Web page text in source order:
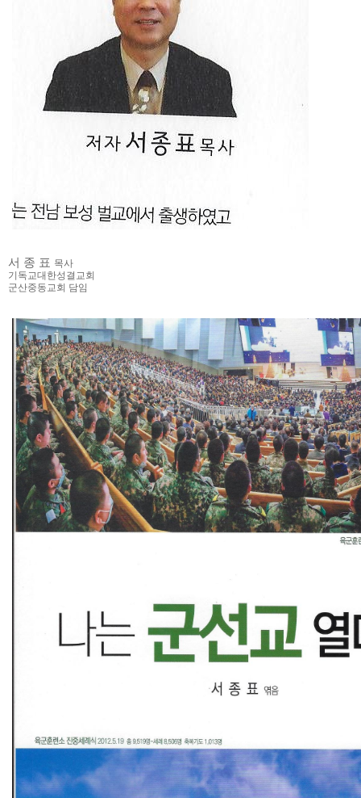
서 종 표 목사
기독교대한성결교회
군산중동교회 담임